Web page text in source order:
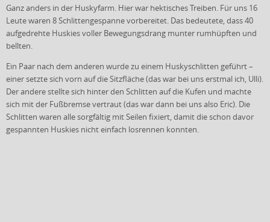
Ganz anders in der Huskyfarm. Hier war hektisches Treiben. Für uns 16
Leute waren 8 Schlittengespanne vorbereitet. Das bedeutete, dass 40
aufgedrehte Huskies voller Bewegungsdrang munter rumhüpften und
bellten.
Ein Paar nach dem anderen wurde zu einem Huskyschlitten geführt –
einer setzte sich vorn auf die Sitzfläche (das war bei uns erstmal ich, Ulli).
Der andere stellte sich hinter den Schlitten auf die Kufen und machte
sich mit der Fußbremse vertraut (das war dann bei uns also Eric). Die
Schlitten waren alle sorgfältig mit Seilen fixiert, damit die schon davor
gespannten Huskies nicht einfach losrennen konnten.